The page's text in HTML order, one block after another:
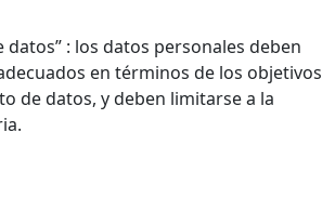
datos” : los datos personales deben
en términos de los objetivos
de datos, y deben limitarse a la